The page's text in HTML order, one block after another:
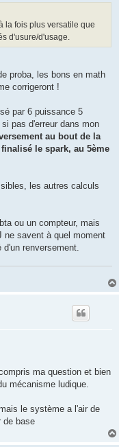
la fois plus versatile que
d'usure/d'usage.
proba, les bons en math
corrigeront !
par 6 puissance 5
pas d'erreur dans mon
au bout de la
le spark, au 5ème
les autres calculs
ou un compteur, mais
ne savent à quel moment
renversement.
ma question et bien
mécanisme ludique.
le système a l'air de
de base